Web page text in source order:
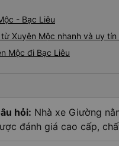
- Bạc Liêu
Xuyên Mộc nhanh và uy tín
Mộc đi Bạc Liêu
hỏi: Nhà xe Giường
đánh giá cao cấp,